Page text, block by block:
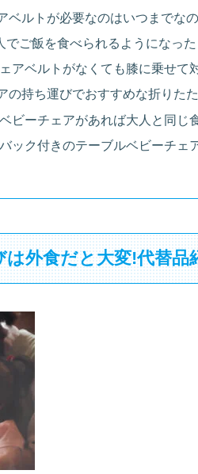
ベルトが必要なのはいつまでな
でご飯を食べられるようになっ
アベルトがなくても膝に乗せて
の持ち運びでおすすめな折りた
ビーチェアがあれば大人と同じ
ック付きのテーブルベビーチェ
外食だと大変!代替品